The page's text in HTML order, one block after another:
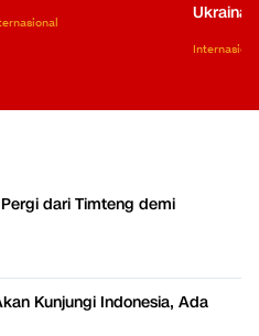
Ukraina
dari Timteng demi
Kunjungi Indonesia, Ada